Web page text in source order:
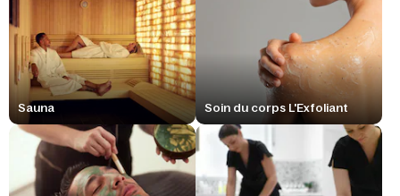
Sauna Soin du corps L'Exfoliant